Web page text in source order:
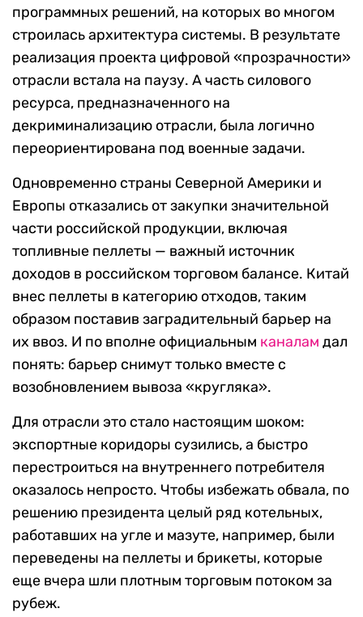
программных решений, на которых во многом
строилась архитектура системы. В результате
реализация проекта цифровой «прозрачности»
отрасли встала на паузу. А часть силового
ресурса, предназначенного на
декриминализацию отрасли, была логично
переориентирована под военные задачи.
Одновременно страны Северной Америки и
Европы отказались от закупки значительной
части российской продукции, включая
топливные пеллеты — важный источник
доходов в российском торговом балансе. Китай
внес пеллеты в категорию отходов, таким
образом поставив заградительный барьер на
их ввоз. И по вполне официальным каналам дал
понять: барьер снимут только вместе с
возобновлением вывоза «кругляка».
Для отрасли это стало настоящим шоком:
экспортные коридоры сузились, а быстро
перестроиться на внутреннего потребителя
оказалось непросто. Чтобы избежать обвала, по
решению президента целый ряд котельных,
работавших на угле и мазуте, например, были
переведены на пеллеты и брикеты, которые
еще вчера шли плотным торговым потоком за
рубеж.